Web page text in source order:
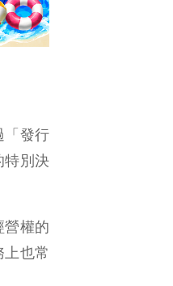
「發行
特別決
營權的
也常